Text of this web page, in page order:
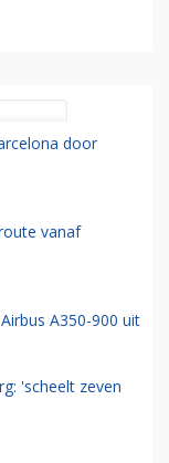
door
vanaf
A350-900 uit
'scheelt zeven